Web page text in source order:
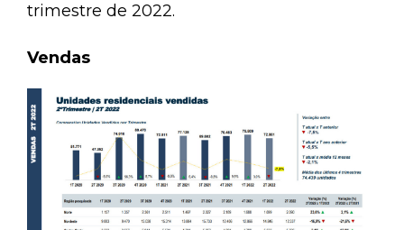
trimestre de 2022.
Vendas